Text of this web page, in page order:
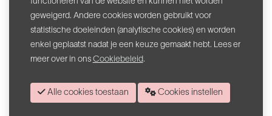
mensen? Dan ben je de geknipte persoon om vrijwilliger te worden
in CC De Steiger !
Er zijn tal van taken die we graag samen met vrijwilligers uitvoeren.
Die gaan van tickets scannen bij een voorstelling, het maken van
vestiaire bij de theaterzaal, het begeleiden van fietstochten, het
verspreiden van promotiemateriaal, tot het ontvangen van
geweigerd. Andere cookies worden gebruikt voor
statistische doeleinden (analytische cookies) en worden
enkel geplaatst nadat je een keuze gemaakt hebt. Lees er
meer over in ons Cookiebeleid.
Alle cookies toestaan Cookies instellen